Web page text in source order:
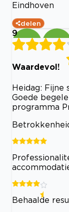
Eindhoven
delen
9
Waardevol!
Heidag: Fijne
Goede
programma
Behaalde